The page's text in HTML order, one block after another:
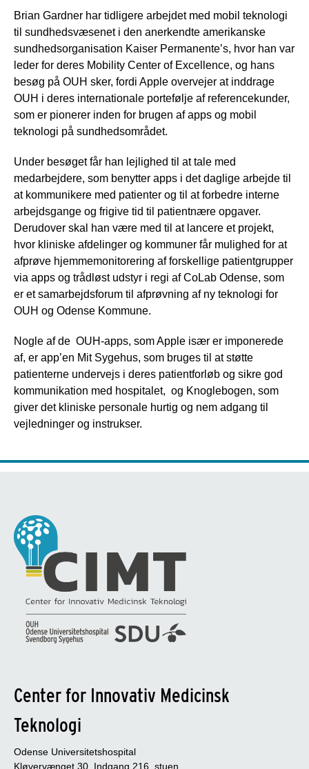
Brian Gardner har tidligere arbejdet med mobil teknologi
til sundhedsvæsenet i den anerkendte amerikanske
sundhedsorganisation Kaiser Permanente’s, hvor han var
leder for deres Mobility Center of Excellence, og hans
besøg på OUH sker, fordi Apple overvejer at inddrage
OUH i deres internationale portefølje af referencekunder,
som er pionerer inden for brugen af apps og mobil
teknologi på sundhedsområdet.
Under besøget får han lejlighed til at tale med
medarbejdere, som benytter apps i det daglige arbejde til
at kommunikere med patienter og til at forbedre interne
arbejdsgange og frigive tid til patientnære opgaver.
Derudover skal han være med til at lancere et projekt,
hvor kliniske afdelinger og kommuner får mulighed for at
afprøve hjemmemonitorering af forskellige patientgrupper
via apps og trådløst udstyr i regi af CoLab Odense, som
er et samarbejdsforum til afprøvning af ny teknologi for
OUH og Odense Kommune.
Nogle af de OUH-apps, som Apple især er imponerede
af, er app’en Mit Sygehus, som bruges til at støtte
patienterne undervejs i deres patientforløb og sikre god
kommunikation med hospitalet, og Knoglebogen, som
giver det kliniske personale hurtig og nem adgang til
vejledninger og instrukser.
Center for Innovativ Medicinsk
Teknologi
Odense Universitetshospital
Kløvervænget 30, Indgang 216, stuen